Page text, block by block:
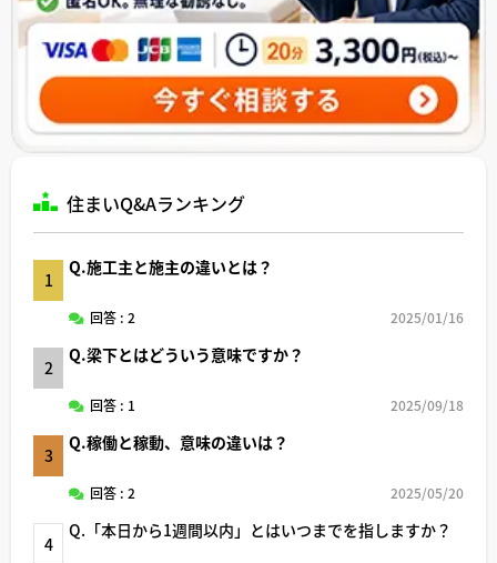
住まいQ&Aランキング
1
Q.施工主と施主の違いとは？
回答 : 2 2025/01/16
2
Q.梁下とはどういう意味ですか？
回答 : 1 2025/09/18
3
Q.稼働と稼動、意味の違いは？
回答 : 2 2025/05/20
4
Q.「本日から1週間以内」とはいつまでを指しますか？